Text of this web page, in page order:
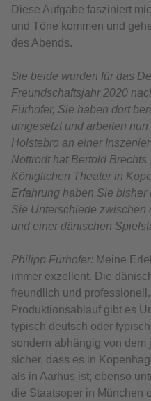
Diese Aufgabe fasziniert
und Töne kommen und
des Abends.
Sie beide wurden für das
Freundschaftsjahr 2020
Fürhofer, Sie haben dort
umgesetzt und arbeiten
Holstebro an einer
Nottrodt hat Bertold Brechts
Königlichen Theater in
Erfahrung haben Sie
Sie Unterschiede zwischen
und einer dänischen
Philipp Fürhofer: Meine
immer exzellent. Die
freundlich und
Produktionsablauf gibt es
typisch deutsch oder
sondern abhängig von
sicher, dass es in
als in Aarhus ist; ebenso
die Staatsoper in München